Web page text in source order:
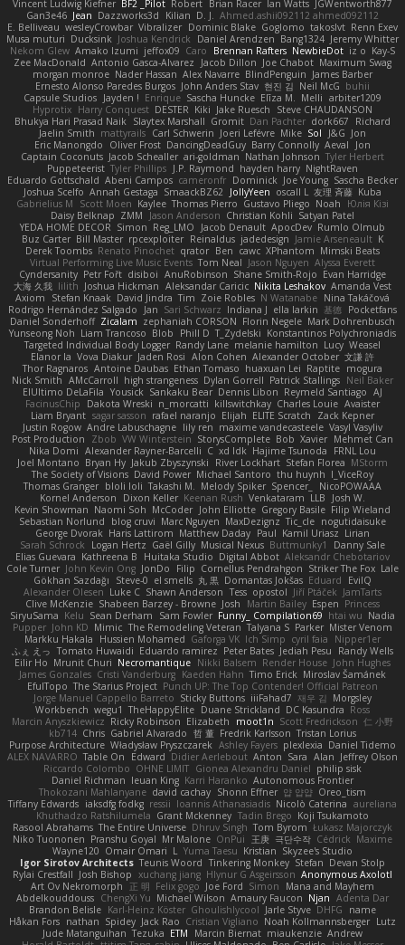
Vincent Ludwig Kiefner BF2 _Pilot Robert Brian Racer Ian Watts
JGWentworth877
Gan3e46 Jean Dazzworks3d Kilian D. J. Ahmed.ashii092112 ahmed092112
E. Belliveau wesleyCrowbar Vibralizer Dominic Blake Goglomo takoslvt Renn Exev
Musa muturi Ducksink Joshua Kendrick Daniel Arendzen Bang1324 Jeremy Whitter
Nekom Glew Amako Izumi jeffox09 Caro Brennan Rafters NewbieDot iz o Kay-S
Zee MacDonald Antonio Gasca-Alvarez Jacob Dillon Joe Chabot Maximum Swag
morgan monroe Nader Hassan Alex Navarre BlindPenguin James Barber
Ernesto Alonso Paredes Burgos John Anders Stav 현진 김 Neil McG buhii
Capsule Studios Jayden ! Enrique Sascha Huncke Elīza M. Melli arbiter1209
Hyprotix Harry Conquest DESTER Kiki Jake Ruesch
Steve CHAUDANSON
Bhukya Hari Prasad Naik Slaytex Marshall Gromit Dan Pachter dork667
Richard
Jaelin Smith mattyrails Carl Schwerin Joeri Lefévre Mike Sol J&G Jon
Eric Manongdo
Oliver Frost DancingDeadGuy Barry Connolly Aeval
Jon
Captain Coconuts Jacob Schealler ari-goldman Nathan Johnson Tyler Herbert
Puppeteerist Tyler Phillips J.P. Raymond hayden harry NightRaven
Eduardo Gottschald Abeni Campos cameronfr Dominick Joe Young Sascha Becker
Joshua Scelfo Annah Gestaga SmaackBZ62 JollyYeen oscall L 友理 斉藤 Kuba
Gabrielius M
Scott Moen Kaylee Thomas Pierro Gustavo Pliego Noah
Юлія Кізі
Daisy Belknap ZMM Jason Anderson Christian Kohli Satyan Patel
YEDA HOME DECOR Simon Reg_LMO Jacob Denault ApocDev Rumlo Olmub
Buz Carter Bill Master rpcexploiter Reinaldus jadedesign Jamie Arseneault K
Derek Toombs Renato Pinochet qrator Ben cawc XPhantom Mimski Beats
Virtual Performing Live Music Events Tom Neal Jason Nguyen Alyssa Everett
Cyndersanity Petr Fořt disiboi AnuRobinson Shane Smith-Rojo Evan Harridge
大海 久我 lilith Joshua Hickman Aleksandar Caricic Nikita Leshakov Amanda Vest
Axiom
Stefan Knaak David Jindra Tim Zoie Robles N Watanabe Nina Takáčová
Rodrigo Hernández Salgado
Jan Sari Schwarz Indiana J ella larkin 基德 Pocketfans
Daniel Sonderhoff Zicalam zephaniah CORSON Florin Negele Mark Dohrenbusch
Yunseong Noh Liam Trancoso Blob Phill D T_Zydelski Konstantinos Polychroniadis
Targeted Individual Body Logger Randy Lane melanie hamilton Lucy Weasel
Elanor la Vova Diakur Jaden Rosi Alon Cohen Alexander October 文謙 許
Thor Ragnaros Antoine Daubas Ethan Tomaso huaxuan Lei Raptite mogura
Nick Smith AMcCarroll high strangeness Dylan Gorrell Patrick Stallings Neil Baker
ElUltimo DeLaFila Yousick Sankaku Bear Dennis Libon Reymeld Santiago AJ
FacinusChip
Dakota Wreski n_morcatti killswitchkay Charles Louie Avaister
Liam Bryant sagar sasson rafael naranjo Elijah ELITE Scratch
Zack Kepner
Justin Rogow Andre Labuschagne lily ren maxime vandecasteele Vasyl Vasyliv
Post Production
Zbob VW Winterstein StorysComplete Bob Xavier Mehmet Can
Nika Domi Alexander Rayner-Barcelli C xd Idk Hajime Tsunoda
FRNL Lou
Joel Montano Bryan Hy Jakub Zbyszynski River Lockhart Stefan Florea MStorm
The Society of Visions David Power Michael Santoro thu huynh I_ViceRoy
Thomas Granger bloli loli Takashi M. Melody Spiker Spencer_
NicoPOWAAA
Kornel Anderson
Dixon Keller Keenan Rush Venkataram LLB
Josh W.
Kevin Showman Naomi Soh McCoder John Elliotte Gregory Basile Filip Wieland
Sebastian Norlund
blog cruvi Marc Nguyen MaxDezignz Tic_cle nogutidaisuke
George Dvorak Haris Lattirom Matthew Daday Paul Kamil Uriasz Lirian
Sarah Schrock
Logan Hertz Gaël Gilly Musical Nexus Buttmunky1
Danny Sale
Elias Guevara Kathreena B Huitaka Studio Digital Abbot Aleksandr Chebotariov
Cole Turner John Kevin Ong JonDo Filip Cornellus Pendrahgon Striker The Fox Lale
Gökhan Sazdağı
Steve-0 el smells 丸 黒 Domantas Jokšas Eduard
EvilQ
Alexander Olesen Luke C Shawn Anderson Tess opostol Jiří Ptáček JamTarts
Clive McKenzie Shabeen Barzey - Browne Josh Martin Bailey Espen Princess
SiryuSama Kelu Sean Derham Sam Fowler Funny_ Compilation69 htai wu Nadia
Pupper John KD Mimic The Remodeling Veteran Talyana S Parker Mister Venom
Markku Hakala
Hussien Mohamed Gaforga VK Ich Simp cyril faia
Nipper1er
ふぇ えっ Tomato Huwaidi Eduardo ramirez Peter Bates Jediah Pesu
Randy Wells
Eilir Ho Mrunit Churi Necromantique Nikki Balsem Render House John Hughes
James Gonzales Cristi Vanderburg Kaeden Hahn Timo Erick Miroslav Šamánek
EfulTopo The Starius Project Punch UP: The Top Contender! Official Patreon
Jorge Manuel Cappello Barreto Sticky Buttons iiiFahad7 재우 김 Morgsley
Workbench wegu1 TheHappyElite Duane Strickland DC Kasundra Ross
Marcin Anyszkiewicz Ricky Robinson Elizabeth moot1n Scott Fredrickson 仁 小野
kb714 Chris Gabriel Alvarado 哲 董 Fredrik Karlsson Tristan Lorius
Purpose Architecture Władysław Pryszczarek Ashley Fayers plexlexia Daniel Tidemo
ALEX NAVARRO Table On Edward Didier Aerlebout Anton Sara Alan Jeffrey Olson
Riccardo Colombo OHNE LIMIT Gionea Alexandru Daniel philip sisk
Daniel Richman Ieuan King Karri Haranko Autonomous Frontier
Thokozani Mahlanyane david cachay Shonn Effner 얍 얍얍 Oreo_tism
Tiffany Edwards iaksdfg fodkg ressii Ioannis Athanasiadis Nicolò Caterina aureliana
Khuthadzo Ratshilumela Grant Mckenney Tadin Brego Koji Tsukamoto
Rasool Abrahams The Entire Universe Dhruv Singh Tom Byrom Łukasz Majorczyk
Niko Tuononen Pranshu Goyal Mr Malone OnPui 王庚 극단수작 Cédrick Maxime
Wayne120 Omair Omari L Yuma Taesu Kristian Skyzee's Studio
Igor Sirotov Architects Teunis Woord Tinkering Monkey Stefan Devan Stolp
Rylai Crestfall Josh Bishop xuchang jiang Hlynur G Asgeirsson Anonymous Axolotl
Art Ov Nekromorph
正 明 Felix gogo Joe Ford Simon
Mana and Mayhem
Abdelkouddouss ChengXi Yu Michael Wilson Amaury Faucon Njan Adenta Dar
Brandon Belisle Karl-Heinz Köster Ghoulishlycool Jarle Styve DHFG
name
Håkan Fors nathan Spidey Jack Rao Cristian Vigliano Noah Kollmannsberger Lutz
Jude Matanguihan Tezuka ETM Marcin Biernat miaukenzie Andrew